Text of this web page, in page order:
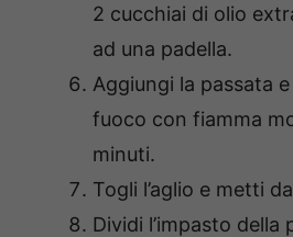
2 cucchiai di olio
ad una padella.
Aggiungi la passata
fuoco con fiamma
minuti.
Togli l’aglio e metti
Dividi l’impasto